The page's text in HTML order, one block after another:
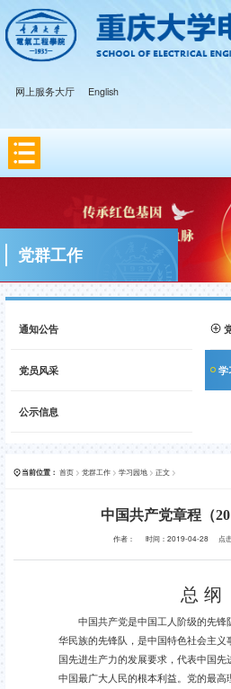
网上服务大厅 English
党群工作
通知公告
党员风采 学
公示信息
当前位置： 首页 > 党群工作 > 学习园地 > 正文 >
中国共产党章程（
作者： 时间：2019-04-28 点
总 纲
中国共产党是中国工人阶级的先锋
华民族的先锋队，是中国特色社会主义
国先进生产力的发展要求，代表中国
中国最广大人民的根本利益。党的最高